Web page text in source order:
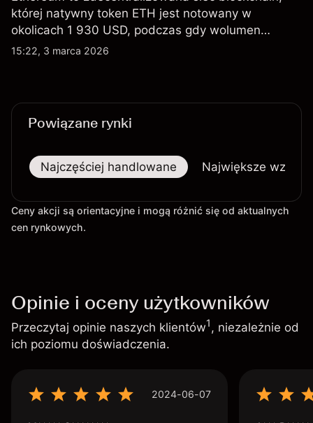
której natywny token ETH jest notowany w
okolicach 1 930 USD, podczas gdy wolumen
instrumentów pochodnych przewyższa aktywność
15:22, 3 marca 2026
Powiązane rynki
Najczęściej handlowane Największe wzrosty
Ceny akcji są orientacyjne i mogą różnić się od aktualnych
cen rynkowych.
Opinie i oceny użytkowników
Przeczytaj opinie naszych klientów1, niezależnie od
ich poziomu doświadczenia.
2024-06-07